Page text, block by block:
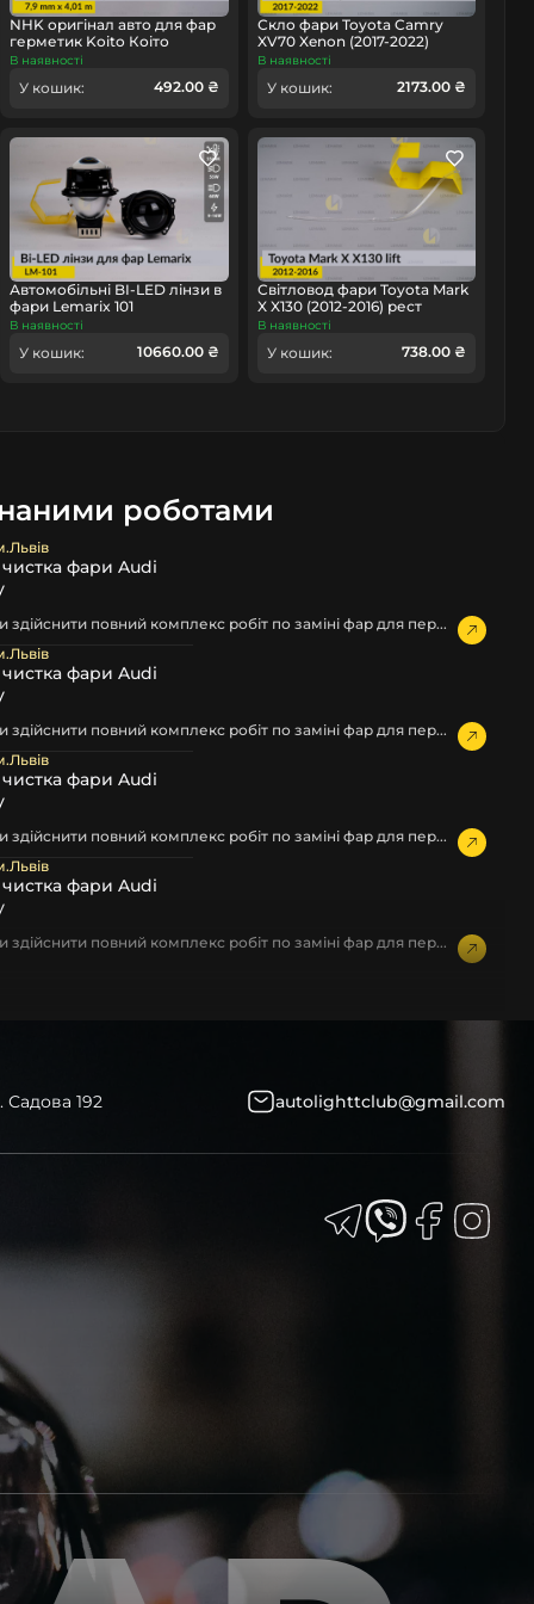
NHK оригінал авто для фар
герметик Koito Коіто
бутиловий шнур термо
В наявності
У кошик: 492.00 ₴
Скло фари Toyota Camry
XV70 Xenon (2017-2022)
праве
В наявності
У кошик: 2173.00 ₴
Автомобільні BI-LED лінзи в
фари Lemarix 101
В наявності
У кошик: 10660.00 ₴
Світловод фари Toyota Mark
X X130 (2012-2016) рест
довгий лівий
В наявності
У кошик: 738.00 ₴
роботами
чистка фари Audi
повний комплекс робіт по заміні фар для пер...
чистка фари Audi
повний комплекс робіт по заміні фар для пер...
чистка фари Audi
повний комплекс робіт по заміні фар для пер...
чистка фари Audi
повний комплекс робіт по заміні фар для пер...
Садова 192 autolighttclub@gmail.com